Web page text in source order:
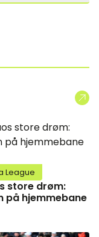
League
store drøm:
på hjemmebane